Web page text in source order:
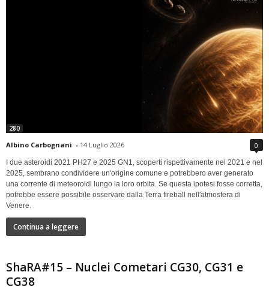
280
Albino Carbognani - 14 Luglio 2026 0
I due asteroidi 2021 PH27 e 2025 GN1, scoperti rispettivamente nel 2021 e nel
2025, sembrano condividere un'origine comune e potrebbero aver generato
una corrente di meteoroidi lungo la loro orbita. Se questa ipotesi fosse corretta,
potrebbe essere possibile osservare dalla Terra fireball nell'atmosfera di
Venere.
Continua a leggere
ShaRA#15 – Nuclei Cometari CG30, CG31 e
CG38